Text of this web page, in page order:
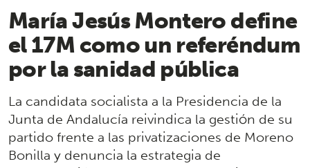
María Jesús Montero define
el 17M como un referéndum
por la sanidad pública
La candidata socialista a la Presidencia de la
Junta de Andalucía reivindica la gestión de su
partido frente a las privatizaciones de Moreno
Bonilla y denuncia la estrategia de